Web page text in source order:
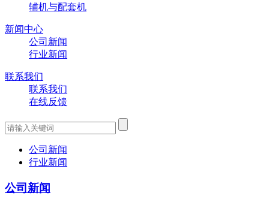
辅机与配套机
新闻中心
公司新闻
行业新闻
联系我们
联系我们
在线反馈
公司新闻
行业新闻
公司新闻